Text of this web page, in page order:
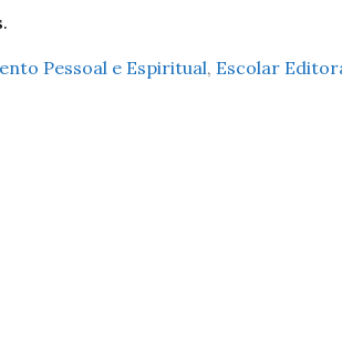
Pessoal e Espiritual, Escolar